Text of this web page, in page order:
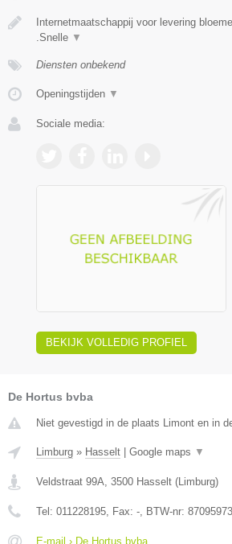
Internetmaatschappij voor levering
.Snelle ▼
Diensten onbekend
Openingstijden ▼
Sociale media:
BEKIJK VOLLEDIG PROFIEL
De Hortus bvba
Niet gevestigd in de plaats Limont en in
Limburg » Hasselt Google maps ▼
Veldstraat 99A, 3500 Hasselt (Limburg)
Tel: 011228195, Fax: -, BTW-nr:
E-mail › De Hortus bvba